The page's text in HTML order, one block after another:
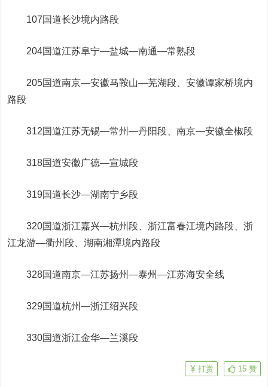
107国道长沙境内路段
204国道江苏阜宁—盐城—南通—常熟段
205国道南京—安徽马鞍山—芜湖段、安徽谭家桥境内
路段
312国道江苏无锡—常州—丹阳段、南京—安徽全椒段
318国道安徽广德—宣城段
319国道长沙—湖南宁乡段
320国道浙江嘉兴—杭州段、浙江富春江境内路段、浙
江龙游—衢州段、湖南湘潭境内路段
328国道南京—江苏扬州—泰州—江苏海安全线
329国道杭州—浙江绍兴段
330国道浙江金华—兰溪段
15 赞
打赏